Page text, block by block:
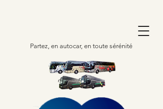
Partez, en autocar, en toute sérénité